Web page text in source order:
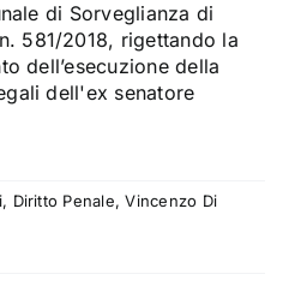
di Sorveglianza di
581/2018, rigettando la
dell’esecuzione della
dell'ex senatore
, Diritto Penale,Vincenzo Di